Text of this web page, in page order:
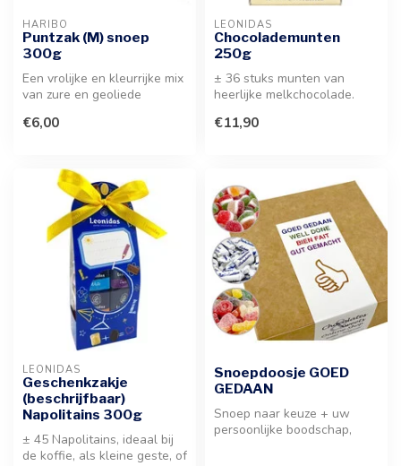
HARIBO
Puntzak (M) snoep
300g
Een vrolijke en kleurrijke mix
van zure en geoliede
€6,00
LEONIDAS
Chocolademunten
250g
± 36 stuks munten van
heerlijke melkchocolade.
uit mel...
€11,90
LEONIDAS
Geschenkzakje
(beschrijfbaar)
Napolitains 300g
± 45 Napolitains, ideaal bij
de koffie, als kleine geste, of
Snoepdoosje GOED
GEDAAN
Snoep naar keuze + uw
persoonlijke boodschap,